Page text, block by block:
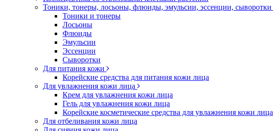
Тоники, тонеры, лосьоны, флюиды, эмульсии, эссенции, сыворотки
Тоники и тонеры
Лосьоны
Флюиды
Эмульсии
Эссенции
Сыворотки
Для питания кожи
Корейские средства для питания кожи лица
Для увлажнения кожи лица
Крем для увлажнения кожи лица
Гель для увлажнения кожи лица
Корейские косметические средства для увлажнения кожи лица
Для отбеливания кожи лица